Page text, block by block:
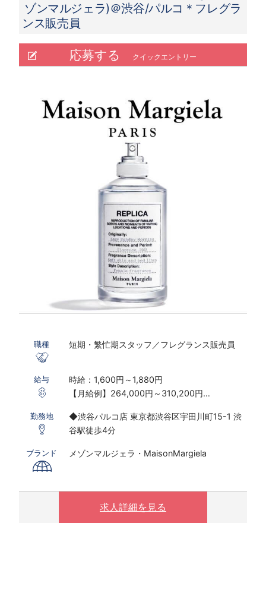
ゾンマルジェラ)＠渋谷/パルコ＊フレグラ
ンス販売員
応募する クイックエントリー
職種 短期・繁忙期スタッフ／フレグランス販売員
給与
時給：1,600円～1,880円
【月給例】264,000円～310,200円
※研修期間あり
※時給は経験・スキルにより決定いたします
〇下記の場合は、割増した時給をお支払いしま
※ 実働8時間以上は1.25倍
※ 夜10時以降は1.25倍
勤務地
◆渋谷パルコ店 東京都渋谷区宇田川町15-1 渋
谷駅徒歩4分
ブランド メゾンマルジェラ・MaisonMargiela
求人詳細を見る